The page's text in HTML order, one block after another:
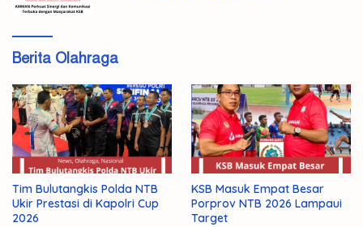
Berita Olahraga
Tim Bulutangkis Polda NTB
Ukir Prestasi di Kapolri Cup
2026
KSB Masuk Empat Besar
Porprov NTB 2026 Lampaui
Target